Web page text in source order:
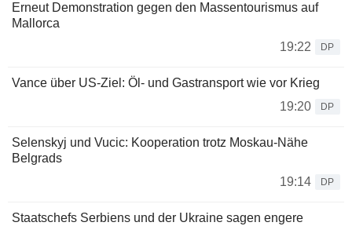
Erneut Demonstration gegen den Massentourismus auf
Mallorca
19:22
DP
Vance über US-Ziel: Öl- und Gastransport wie vor Krieg
19:20
DP
Selenskyj und Vucic: Kooperation trotz Moskau-Nähe
Belgrads
19:14
DP
Staatschefs Serbiens und der Ukraine sagen engere